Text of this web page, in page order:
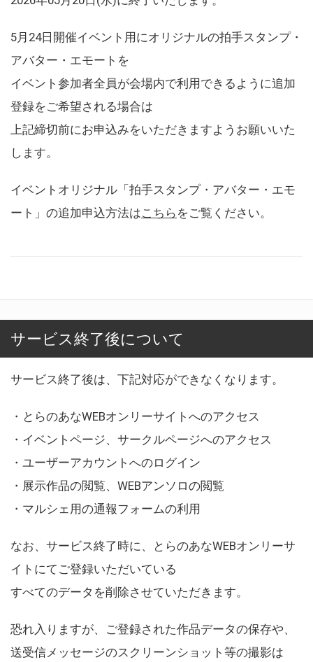
5月24日開催イベント用にオリジナルの拍手スタンプ・
アバター・エモートを
イベント参加者全員が会場内で利用できるように追加
登録をご希望される場合は
上記締切前にお申込みをいただきますようお願いいた
します。
イベントオリジナル「拍手スタンプ・アバター・エモ
ート」の追加申込方法はこちら をご覧ください。
サービス終了後について
サービス終了後は、下記対応ができなくなります。
・とらのあなWEBオンリーサイトへのアクセス
・イベントページ、サークルページへのアクセス
・ユーザーアカウントへのログイン
・展示作品の閲覧、WEBアンソロの閲覧
・マルシェ用の通報フォームの利用
なお、サービス終了時に、とらのあなWEBオンリーサ
イトにてご登録いただいている
すべてのデータを削除させていただきます。
恐れ入りますが、ご登録された作品データの保存や、
送受信メッセージのスクリーンショット等の撮影は